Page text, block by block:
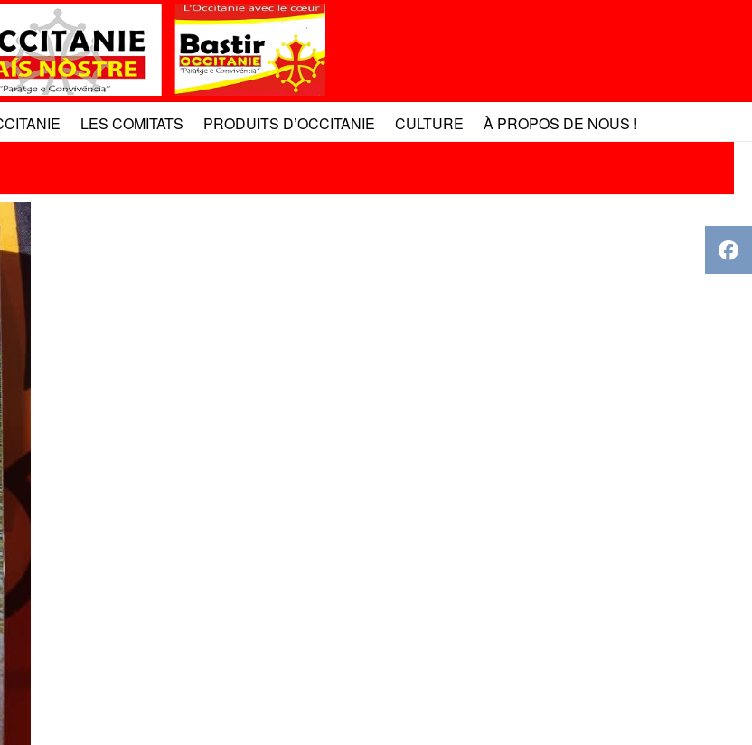
LES COMITATS PRODUITS D’OCCITANIE CULTURE À PROPOS DE NOUS !